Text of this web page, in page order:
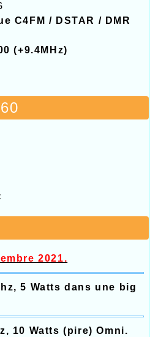
C4FM / DSTAR / DMR
(+9.4MHz)
2021.
5 Watts dans une big
10 Watts (pire) Omni.